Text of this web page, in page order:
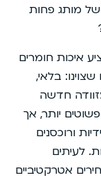
של מותג פחות
איכות חומרים
בלאי,
חדשה
יותר, אך
ורוכסנים
לעיתים
אטרקטיביים